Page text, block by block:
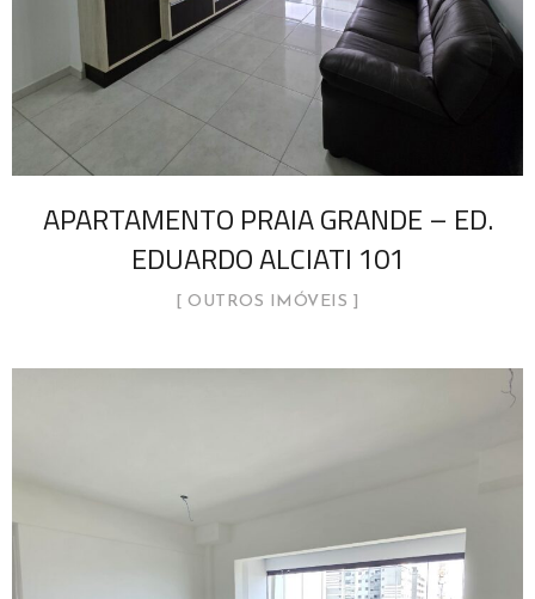
APARTAMENTO PRAIA GRANDE – ED.
EDUARDO ALCIATI 101
OUTROS IMÓVEIS